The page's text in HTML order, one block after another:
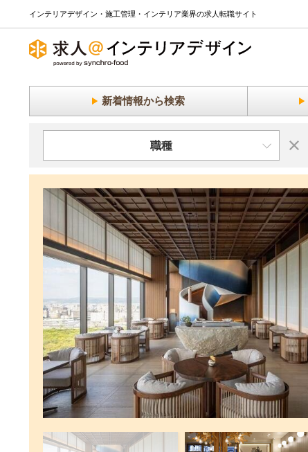
インテリアデザイン・施工管理・インテリア業界の求人転職サイト
新着情報から検索
職種